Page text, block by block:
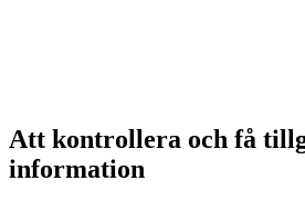
Att kontrollera och få
information